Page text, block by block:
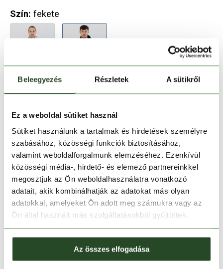
Beleegyezés Részletek A sütikről
Ez a weboldal sütiket használ
Sütiket használunk a tartalmak és hirdetések személyre
szabásához, közösségi funkciók biztosításához,
valamint weboldalforgalmunk elemzéséhez. Ezenkívül
közösségi média-, hirdető- és elemező partnereinkkel
megosztjuk az Ön weboldalhasználatra vonatkozó
adatait, akik kombinálhatják az adatokat más olyan
adatokkal, amelyeket Ön adott meg számukra vagy az
Ön által használt más szolgáltatásokból gyűjtöttek.
Az összes elfogadása
Szín: fekete
M
Kosárba teszem
Melyik üzletben elérhető|Foglalás
30 napos visszaküldés
1-2 munkanapos szállítás